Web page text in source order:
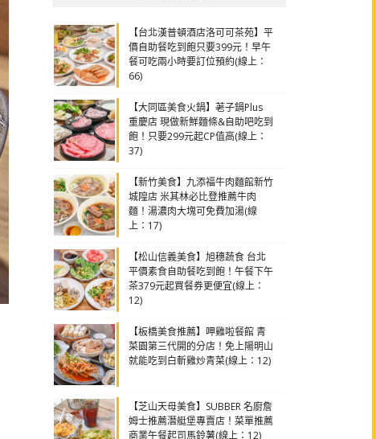
【台北漢普頓酒店洛可可茶苑】平
價自助餐吃到飽只要399元！早午
餐可吃兩小時要訂位預約(線上：
66)
【大同區美食火鍋】荖子鍋Plus
重慶店 現做新鮮麵條&自助吧吃到
飽！只要299元起CP值高(線上：
37)
【新竹美食】九添福牛肉麵館新竹
城隍店 米其林必比登推薦牛肉
麵！湯濃肉大塊可免費加湯(線
上：17)
【松山信義美食】旭穗蔬食 台北
平價素食自助餐吃到飽！午餐下午
茶379元起買餐券更便宜(線上：
12)
【板橋美食推薦】呷雞啦餐館 青
菜園第三代開的分店！免上陽明山
就能吃到白斬雞炒青菜(線上：12)
【芝山天母美食】SUBBER 名廚詹
姆士推薦潛艇堡專賣店！菜單推薦
商業午餐起司馬鈴薯(線上：12)